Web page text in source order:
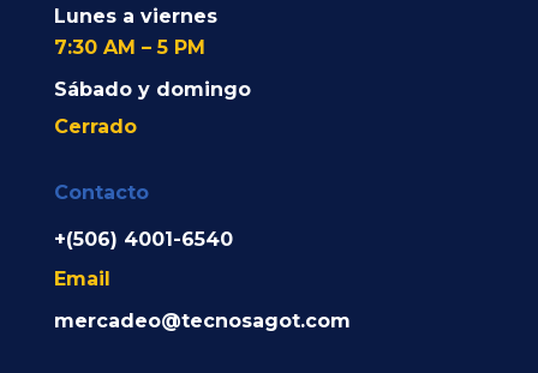
Lunes a viernes
7:30 AM – 5 PM
Sábado y domingo
Cerrado
Contacto
+(506) 4001-6540
Email
mercadeo@tecnosagot.com